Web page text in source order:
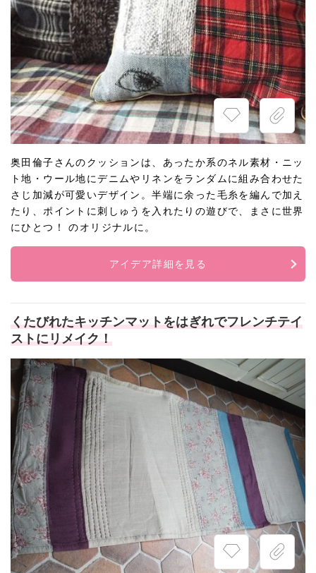
奥田倫子さんのクッションは、あったか系のネル素材・ニッ
ト地・ウール地にデニムやリネンをランダムに組み合わせた
さじ加減が可愛いデザイン。半端に余った毛糸を編んで加え
たり、ポイントに刺しゅうを入れたりの遊びで、まさに世界
にひとつ！ のオリジナルに。
アイデア詳細を見る
くたびれたキッチンマットをはぎれでフレンチテイ
ストにリメイク！